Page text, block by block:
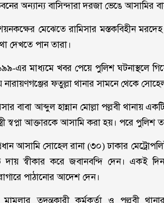
অন্যান্য বাসিন্দারা দরজা ভেঙে আসামির
মেঝেতে রামিসার মস্তকবিহীন
দেখতে পান তারা।
এর মাধ্যমে খবর পেয়ে পুলিশ ঘটনাস্থলে
নারায়ণগঞ্জের ফতুল্লা থানার সামনে থেকে
বাবা আব্দুল হান্নান মোল্লা পল্লবী থানায়
স্বপ্না আক্তারকে আসামি করা হয়। পরে পুলিশ
আসামি সোহেল রানা (৩০) ঢাকার
স্বীকার করে জবানবন্দি দেন। একই দিন
পাঠানোর আদেশ দেন।
তদন্তকারী কর্মকর্তা ও পল্লবী